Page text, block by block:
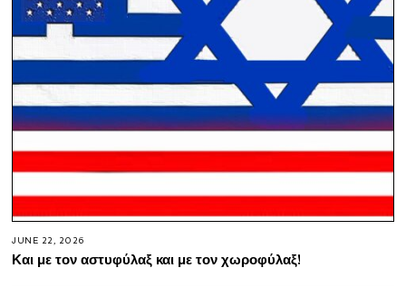
JUNE 22, 2026
Και με τον αστυφύλαξ και με τον χωροφύλαξ!